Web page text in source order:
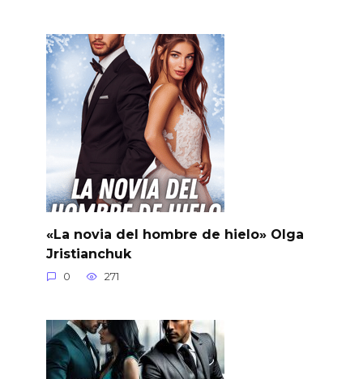
«La novia del hombre de hielo» Olga
Jristianchuk
0 271